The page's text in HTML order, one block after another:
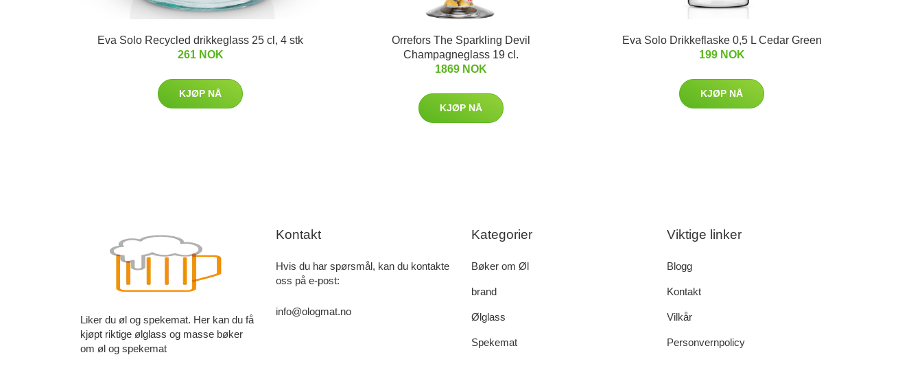
Eva Solo Recycled drikkeglass 25 cl, 4 stk
261 NOK
KJØP NÅ
Orrefors The Sparkling Devil
Champagneglass 19 cl.
1869 NOK
KJØP NÅ
Eva Solo Drikkeflaske 0,5 L Cedar Green
199 NOK
KJØP NÅ
Liker du øl og spekemat. Her kan du få
kjøpt riktige ølglass og masse bøker
om øl og spekemat
Kontakt
Hvis du har spørsmål, kan du kontakte
oss på e-post:
info@ologmat.no
Kategorier
Bøker om Øl
brand
Ølglass
Spekemat
Viktige linker
Blogg
Kontakt
Vilkår
Personvernpolicy